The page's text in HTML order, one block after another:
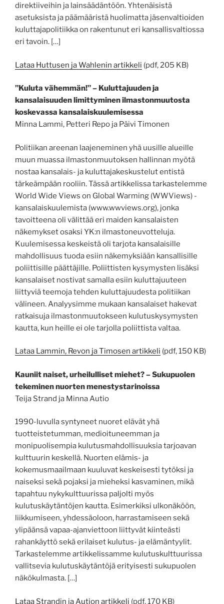
direktiiveihin ja lainsäädäntöön. Yhtenäisistä
asetuksista ja päämääristä huolimatta jäsenvaltioiden
kuluttajapolitiikka on rakentunut eri kansallisvaltiossa
eri tavoin. […]
Lataa Huttusen ja Wahlenin artikkeli (pdf, 205 KB)
”Kuluta vähemmän!” – Kuluttajuuden ja
kansalaisuuden limittyminen ilmastonmuutosta
koskevassa kansalaiskuulemisessa
Minna Lammi, Petteri Repo ja Päivi Timonen
Politiikan areenan laajeneminen yhä uusille alueille
muun muassa ilmastonmuutoksen hallinnan myötä
nostaa kansalais- ja kuluttajakeskustelut entistä
tärkeämpään rooliin. Tässä artikkelissa tarkastelemme
World Wide Views on Global Warming (WWViews) -
kansalaiskuulemista (www.wwviews.org), jonka
tavoitteena oli välittää eri maiden kansalaisten
näkemykset osaksi YK:n ilmastoneuvotteluja.
Kuulemisessa keskeistä oli tarjota kansalaisille
mahdollisuus tuoda esiin näkemyksiään kansallisille
poliittisille päättäjille. Poliittisten kysymysten lisäksi
kansalaiset nostivat samalla esiin kuluttajuuteen
liittyviä teemoja tehden kuluttajuudesta politiikan
välineen. Analyysimme mukaan kansalaiset hakevat
ratkaisuja ilmastonmuutokseen kulutuskysymysten
kautta, kun heille ei ole tarjolla poliittista valtaa.
Lataa Lammin, Revon ja Timosen artikkeli (pdf, 150 KB)
Kauniit naiset, urheilulliset miehet? – Sukupuolen
tekeminen nuorten menestystarinoissa
Teija Strand ja Minna Autio
1990-luvulla syntyneet nuoret elävät yhä
tuotteistetumman, medioituneemman ja
monipuolisempia kulutusmahdollisuuksia tarjoavan
kulttuurin keskellä. Nuorten elämis- ja
kokemusmaailmaan kuuluvat keskeisesti tytöksi ja
naiseksi sekä pojaksi ja mieheksi kasvaminen, mikä
tapahtuu nykykulttuurissa paljolti myös
kulutuskäytäntöjen kautta. Esimerkiksi ulkonäköön,
liikkumiseen, yhdessäoloon, harrastamiseen sekä
ylipäänsä vapaa-ajanviettoon liittyvät kiinteästi
rahankäyttö sekä erilaiset kulutus- ja elämäntyylit.
Tarkastelemme artikkelissamme kulutuskulttuurissa
vallitsevia kulutuskäytäntöjä erityisesti sukupuolen
näkökulmasta. […]
Lataa Strandin ja Aution artikkeli (pdf, 170 KB)